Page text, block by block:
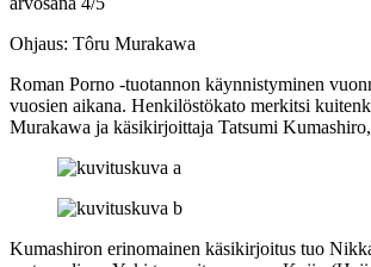
Ohjaus: Tôru Murakawa
Roman Porno ‑tuotannon käynnistyminen
vuosien aikana. Henkilöstökato merkitsi
Murakawa ja käsikirjoittaja Tatsumi Kumashiro
Kumashiron erinomainen käsikirjoitus tuo